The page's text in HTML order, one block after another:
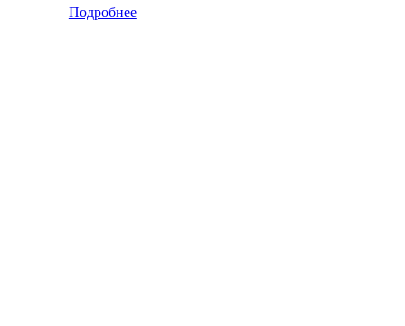
Подробнее